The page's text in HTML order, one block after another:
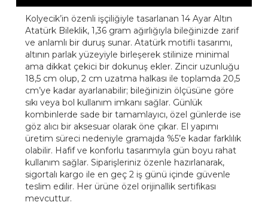
Kolyecik’in özenli işçiliğiyle tasarlanan 14 Ayar Altın
Atatürk Bileklik, 1,36 gram ağırlığıyla bileğinizde zarif
ve anlamlı bir duruş sunar. Atatürk motifli tasarımı,
altının parlak yüzeyiyle birleşerek stilinize minimal
ama dikkat çekici bir dokunuş ekler. Zincir uzunluğu
18,5 cm olup, 2 cm uzatma halkası ile toplamda 20,5
cm’ye kadar ayarlanabilir; bileğinizin ölçüsüne göre
sıkı veya bol kullanım imkanı sağlar. Günlük
kombinlerde sade bir tamamlayıcı, özel günlerde ise
göz alıcı bir aksesuar olarak öne çıkar. El yapımı
üretim süreci nedeniyle gramajda %5’e kadar farklılık
olabilir. Hafif ve konforlu tasarımıyla gün boyu rahat
kullanım sağlar. Siparişleriniz özenle hazırlanarak,
sigortalı kargo ile en geç 2 iş günü içinde güvenle
teslim edilir. Her ürüne özel orijinallik sertifikası
mevcuttur.